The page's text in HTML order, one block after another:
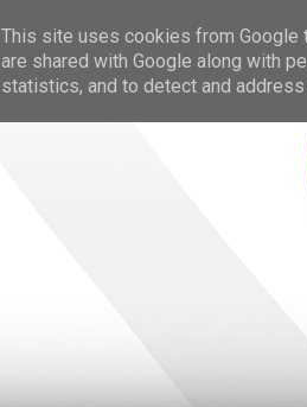
This site uses cookies from Google
are shared with Google along with
statistics, and to detect and address